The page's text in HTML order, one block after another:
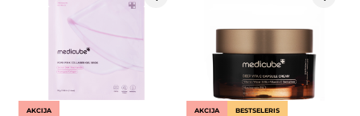
AKCIJA AKCIJA BESTSELERIS